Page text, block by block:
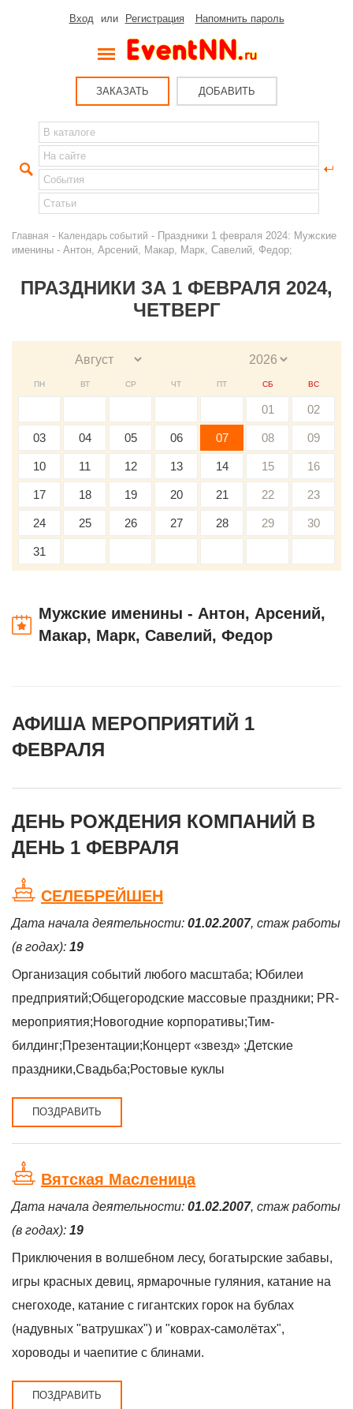
Вход или Регистрация Напомнить пароль
ЗАКАЗАТЬ ДОБАВИТЬ
Главная - Календарь событий - Праздники 1 февраля 2024: Мужские
именины - Антон, Арсений, Макар, Марк, Савелий, Федор;
ПРАЗДНИКИ ЗА 1 ФЕВРАЛЯ 2024,
ЧЕТВЕРГ
ПН ВТ СР ЧТ ПТ СБ ВС
01 02
03 04 05 06 07 08 09
10 11 12 13 14 15 16
17 18 19 20 21 22 23
24 25 26 27 28 29 30
31
Мужские именины - Антон, Арсений,
Макар, Марк, Савелий, Федор
АФИША МЕРОПРИЯТИЙ 1
ФЕВРАЛЯ
ДЕНЬ РОЖДЕНИЯ КОМПАНИЙ В
ДЕНЬ 1 ФЕВРАЛЯ
СЕЛЕБРЕЙШЕН
Дата начала деятельности: 01.02.2007, стаж работы
(в годах): 19
Организация событий любого масштаба; Юбилеи
предприятий;Общегородские массовые праздники; PR-
мероприятия;Новогодние корпоративы;Тим-
билдинг;Презентации;Концерт «звезд» ;Детские
праздники,Свадьба;Ростовые куклы
ПОЗДРАВИТЬ
Вятская Масленица
Дата начала деятельности: 01.02.2007, стаж работы
(в годах): 19
Приключения в волшебном лесу, богатырские забавы,
игры красных девиц, ярмарочные гуляния, катание на
снегоходе, катание с гигантских горок на бублах
(надувных "ватрушках") и "коврах-самолётах",
хороводы и чаепитие с блинами.
ПОЗДРАВИТЬ